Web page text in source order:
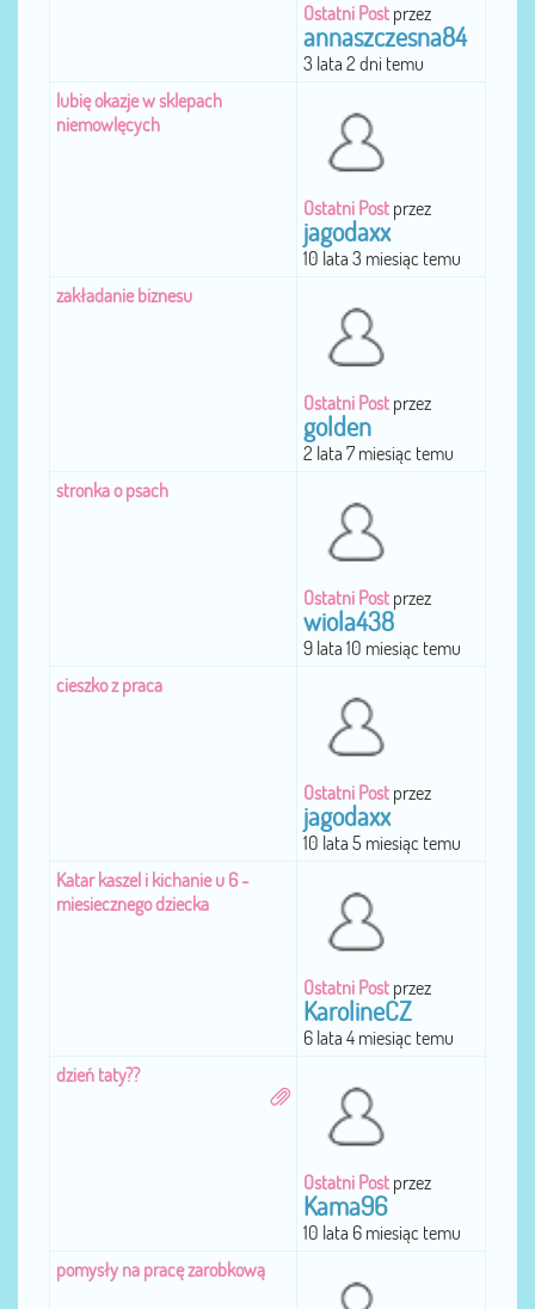
Ostatni Post przez
annaszczesna84
3 lata 2 dni temu
lubię okazje w sklepach
niemowlęcych
Ostatni Post przez
jagodaxx
10 lata 3 miesiąc temu
zakładanie biznesu
Ostatni Post przez
golden
2 lata 7 miesiąc temu
stronka o psach
Ostatni Post przez
wiola438
9 lata 10 miesiąc temu
cieszko z praca
Ostatni Post przez
jagodaxx
10 lata 5 miesiąc temu
Katar kaszel i kichanie u 6 -
miesiecznego dziecka
Ostatni Post przez
KarolineCZ
6 lata 4 miesiąc temu
dzień taty??
Ostatni Post przez
Kama96
10 lata 6 miesiąc temu
pomysły na pracę zarobkową